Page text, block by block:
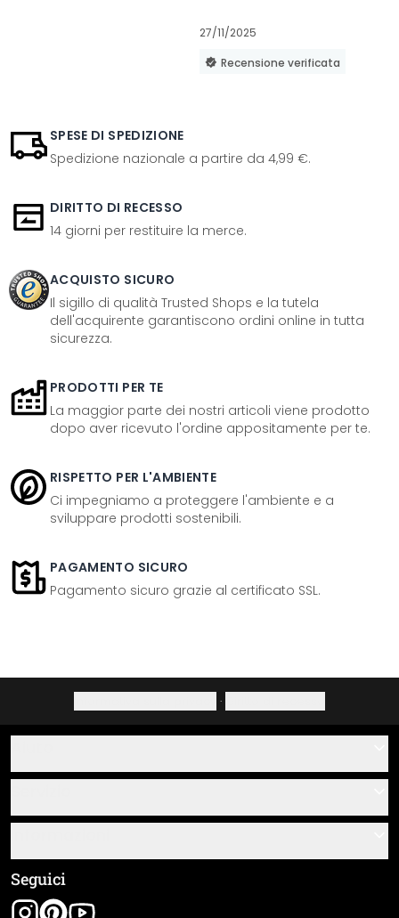
27/11/2025
Recensione verificata
SPESE DI SPEDIZIONE
Spedizione nazionale a partire da 4,99 €.
DIRITTO DI RECESSO
14 giorni per restituire la merce.
ACQUISTO SICURO
Il sigillo di qualità Trusted Shops e la tutela
dell'acquirente garantiscono ordini online in tutta
sicurezza.
PRODOTTI PER TE
La maggior parte dei nostri articoli viene prodotto
dopo aver ricevuto l'ordine appositamente per te.
RISPETTO PER L'AMBIENTE
Ci impegniamo a proteggere l'ambiente e a
sviluppare prodotti sostenibili.
PAGAMENTO SICURO
Pagamento sicuro grazie al certificato SSL.
·
Chi siamo
Istruzioni di posa e montaggio
Panoramica dei materiali
Termini e condizioni generali
Note legali
Seguici